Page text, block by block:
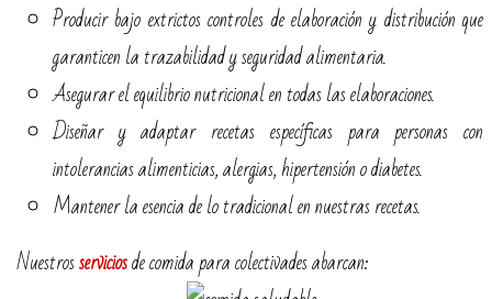
Producir bajo extrictos controles de elaboración y distribución que
garanticen la trazabilidad y seguridad alimentaria.
Asegurar el equilibrio nutricional en todas las elaboraciones.
Diseñar y adaptar recetas específicas para personas con
intolerancias alimenticias, alergias, hipertensión o diabetes.
Mantener la esencia de lo tradicional en nuestras recetas.
Nuestrosserviciosde comida para colectivades abarcan: